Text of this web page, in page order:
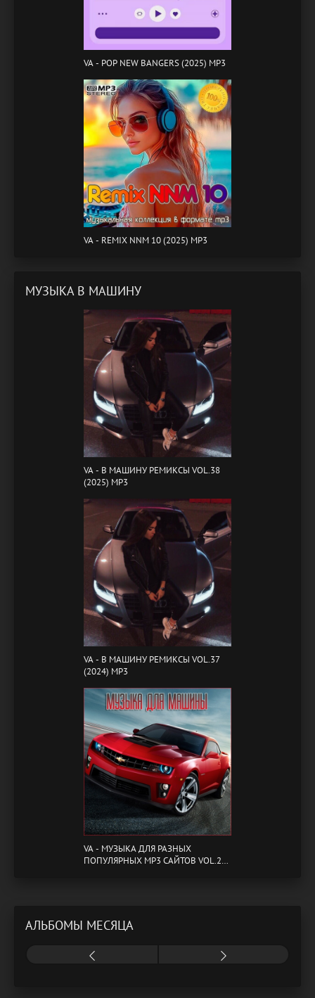
VA - POP NEW BANGERS (2025) MP3
VA - REMIX NNM 10 (2025) MP3
МУЗЫКА В МАШИНУ
VA - B МАШИНУ РЕМИКСЫ VOL.38
(2025) MP3
VA - B МАШИНУ РЕМИКСЫ VOL.37
(2024) MP3
VA - МУЗЫКА ДЛЯ РАЗНЫХ
ПОПУЛЯРНЫХ MP3 САЙТОВ VOL.20
АЛЬБОМЫ МЕСЯЦА